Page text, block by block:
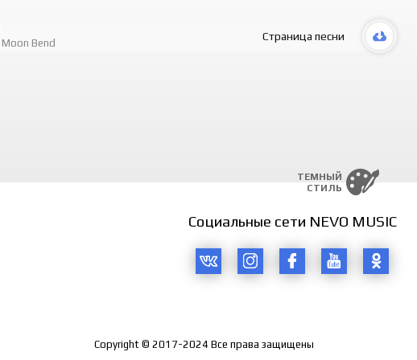
Moon Bend
Страница песни
ТЕМНЫЙ
СТИЛЬ
Социальные сети NEVO MUSIC
Copyright © 2017-2024 Все права защищены